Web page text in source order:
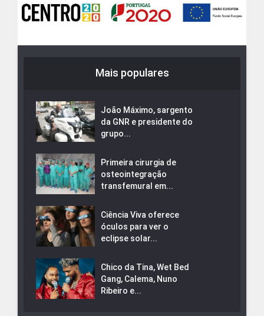
Mais populares
João Máximo, sargento
da GNR e presidente do
grupo...
Primeira cirurgia de
osteointegração
transfemural em...
Ciência Viva oferece
óculos para ver o
eclipse solar...
Chico da Tina, Wet Bed
Gang, Calema, Nuno
Ribeiro e...